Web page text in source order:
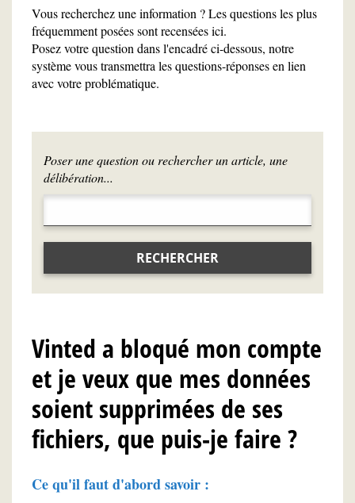
Vous recherchez une information ? Les questions les plus
fréquemment posées sont recensées ici.
Posez votre question dans l'encadré ci-dessous, notre
système vous transmettra les questions-réponses en lien
avec votre problématique.
Poser une question ou rechercher un article, une
délibération...
RECHERCHER
Vinted a bloqué mon compte
et je veux que mes données
soient supprimées de ses
fichiers, que puis-je faire ?
Ce qu'il faut d'abord savoir :